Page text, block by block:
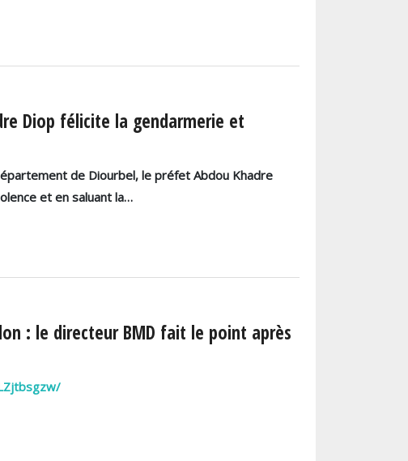
Diop félicite la gendarmerie et
de Diourbel, le préfet Abdou Khadre
et en saluant la…
: le directeur BMD fait le point après